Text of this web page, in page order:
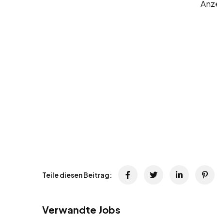
Teile diesen Beitrag:
Verwandte Jobs